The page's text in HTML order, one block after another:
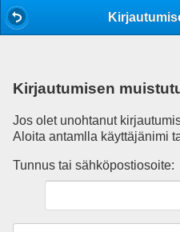
Kirjautumisen
Jos olet unohtanut
Aloita antamlla käyttäjänimi
Tunnus tai sähköpostiosoite: